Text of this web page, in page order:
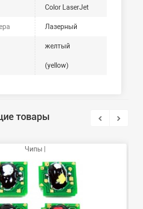
Color LaserJet
Лазерный
желтый
(yellow)
товары
Чипы |